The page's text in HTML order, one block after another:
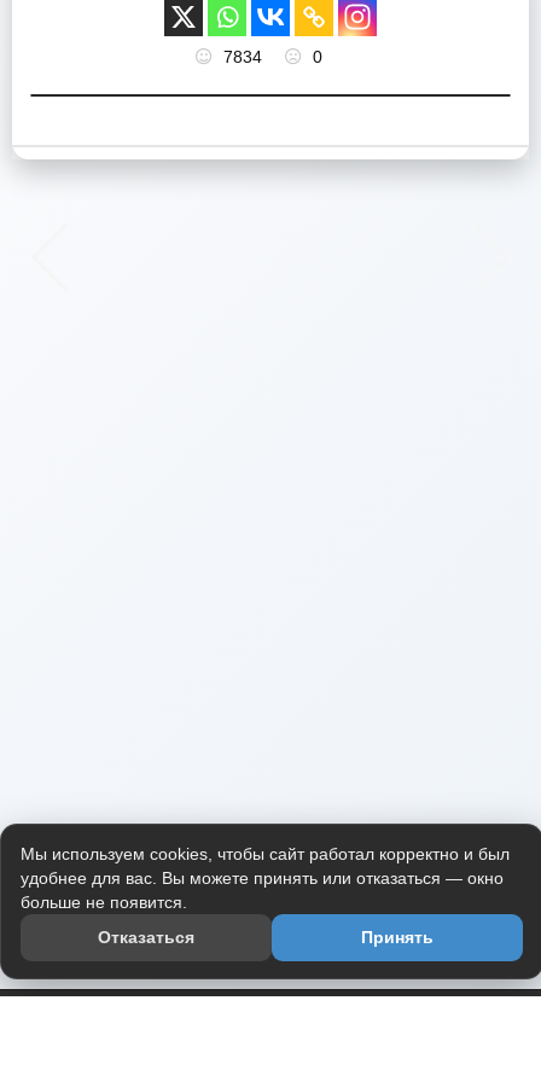
7834 0
Мы используем cookies, чтобы сайт работал корректно и был
удобнее для вас. Вы можете принять или отказаться — окно
больше не появится.
Отказаться
Принять